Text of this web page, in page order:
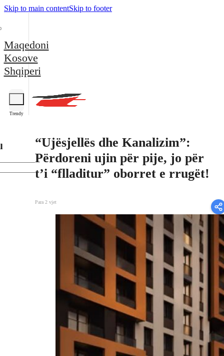
Skip to main contentSkip to footer
Maqedoni
Kosove
Shqiperi
Trendy
“Ujësjellës dhe Kanalizim”:
Përdoreni ujin për pije, jo për
t’i “flladitur” oborret e rrugët!
Para 2 vjet